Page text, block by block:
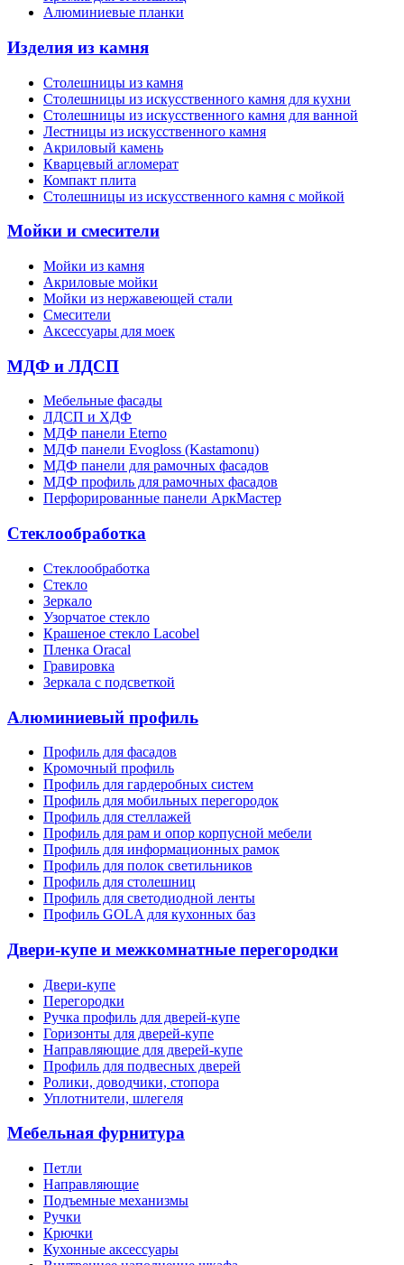
Алюминиевые планки
Изделия из камня
Столешницы из камня
Cтолешницы из искусственного камня для кухни
Cтолешницы из искусственного камня для ванной
Лестницы из искусственного камня
Акриловый камень
Кварцевый агломерат
Компакт плита
Столешницы из искусственного камня с мойкой
Мойки и смесители
Мойки из камня
Акриловые мойки
Мойки из нержавеющей стали
Смесители
Аксессуары для моек
МДФ и ЛДСП
Мебельные фасады
ЛДСП и ХДФ
МДФ панели Eterno
МДФ панели Evogloss (Kastamonu)
МДФ панели для рамочных фасадов
МДФ профиль для рамочных фасадов
Перфорированные панели АркМастер
Стеклообработка
Стеклообработка
Стекло
Зеркало
Узорчатое стекло
Крашеное стекло Lacobel
Пленка Oracal
Гравировка
Зеркала с подсветкой
Алюминиевый профиль
Профиль для фасадов
Кромочный профиль
Профиль для гардеробных систем
Профиль для мобильных перегородок
Профиль для стеллажей
Профиль для рам и опор корпусной мебели
Профиль для информационных рамок
Профиль для полок светильников
Профиль для столешниц
Профиль для светодиодной ленты
Профиль GOLA для кухонных баз
Двери-купе и межкомнатные перегородки
Двери-купе
Перегородки
Ручка профиль для дверей-купе
Горизонты для дверей-купе
Направляющие для дверей-купе
Профиль для подвесных дверей
Ролики, доводчики, стопора
Уплотнители, шлегеля
Мебельная фурнитура
Петли
Направляющие
Подъемные механизмы
Ручки
Крючки
Кухонные аксессуары